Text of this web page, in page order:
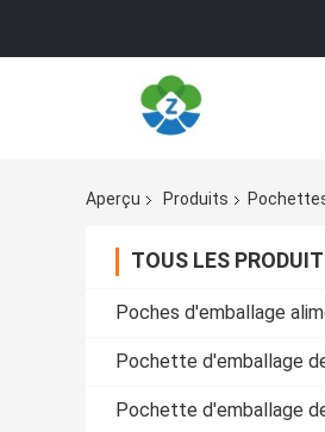
Aperçu Produits
TOUS LES
Poches d'emballage
Pochette d'emballage
Pochette d'emballage